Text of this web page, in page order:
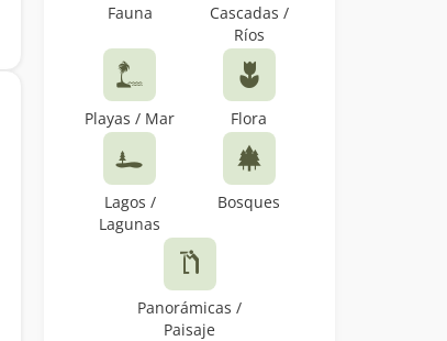
Fauna
Cascadas /
Ríos
Playas / Mar Flora
Lagos /
Lagunas
Bosques
Panorámicas /
Paisaje